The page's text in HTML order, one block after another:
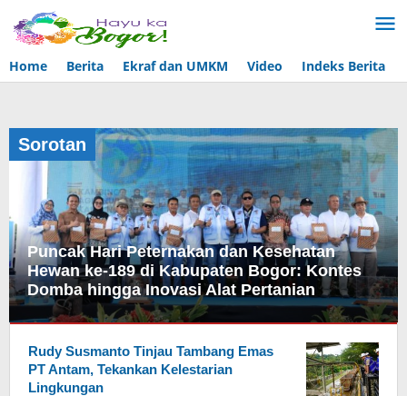
Lewati
ke
konten
Home
Berita Ekraf dan UMKM Video Indeks Berita
Puncak Hari Peternakan dan Kesehatan
Hewan ke-189 di Kabupaten Bogor: Kontes
Domba hingga Inovasi Alat Pertanian
Sorotan
September
Sorotan
Rudy Susmanto Tinjau Tambang Emas
PT Antam, Tekankan Kelestarian
Lingkungan